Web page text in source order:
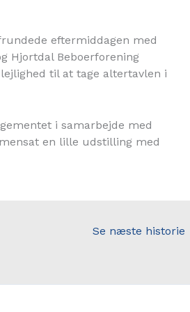
eftermiddagen med
Hjortdal Beboerforening
til at tage altertavlen i
i samarbejde med
en lille udstilling med
Se næste historie